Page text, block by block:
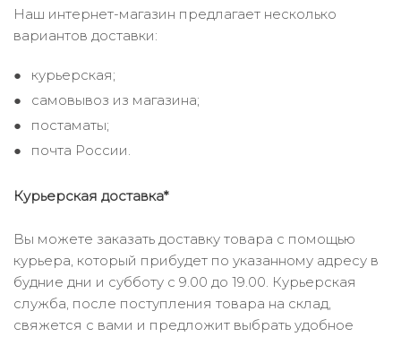
Наш интернет-магазин предлагает несколько
вариантов доставки:
курьерская;
самовывоз из магазина;
постаматы;
почта России.
Курьерская доставка*
Вы можете заказать доставку товара с помощью
курьера, который прибудет по указанному адресу в
будние дни и субботу с 9.00 до 19.00. Курьерская
служба, после поступления товара на склад,
свяжется с вами и предложит выбрать удобное